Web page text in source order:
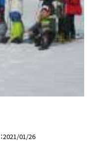
2021/01/26